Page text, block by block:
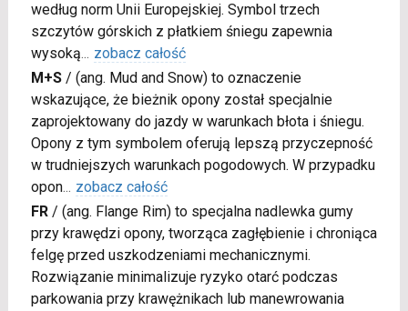
według norm Unii Europejskiej. Symbol trzech
szczytów górskich z płatkiem śniegu zapewnia
wysoką... zobacz całość
M+S/ (ang. Mud and Snow) to oznaczenie
wskazujące, że bieżnik opony został specjalnie
zaprojektowany do jazdy w warunkach błota i śniegu.
Opony z tym symbolem oferują lepszą przyczepność
w trudniejszych warunkach pogodowych. W przypadku
opon... zobacz całość
FR/ (ang. Flange Rim) to specjalna nadlewka gumy
przy krawędzi opony, tworząca zagłębienie i chroniąca
felgę przed uszkodzeniami mechanicznymi.
Rozwiązanie minimalizuje ryzyko otarć podczas
parkowania przy krawężnikach lub manewrowania